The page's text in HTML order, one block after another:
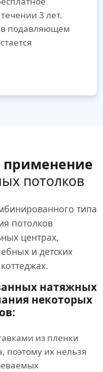
3 лет.
в подавляющем
применение
потолков
типа
потолков
центрах,
и детских
натяжных
некоторых
из пленки
поэтому их нельзя